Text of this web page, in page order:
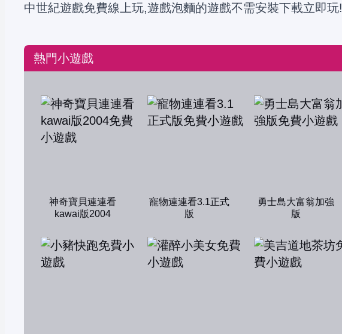
中世紀遊戲免費線上玩,遊戲泡麵的遊戲不需安裝下載立即玩!
熱門小遊戲
神奇寶貝連連看
kawai版2004
寵物連連看3.1正式
版
勇士島大富翁加強
版